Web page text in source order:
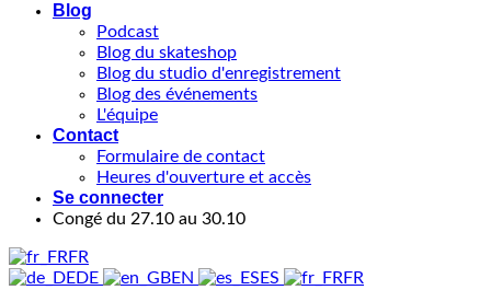
Blog
Podcast
Blog du skateshop
Blog du studio d'enregistrement
Blog des événements
L'équipe
Contact
Formulaire de contact
Heures d'ouverture et accès
Se connecter
Congé du 27.10 au 30.10
FR
DE
EN ES FR